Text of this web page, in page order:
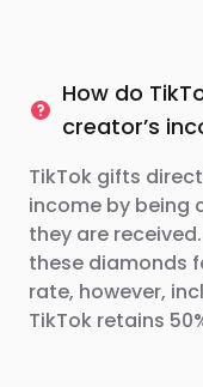
How do
creator’s
TikTok gifts
income by being
they are
these diamonds
rate, however,
TikTok retains